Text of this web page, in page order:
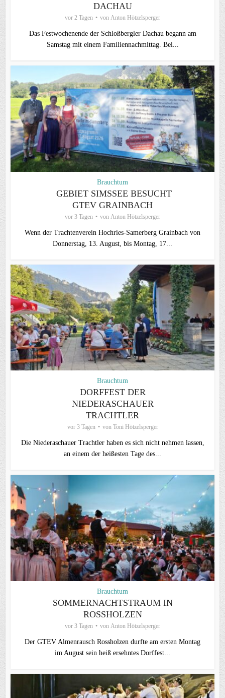
ACHAU
vor 2 Tagen von Anton Hötzelsperger
Das Festwochenende der Schloßbergler Dachau begann am
Samstag mit einem Familiennachmittag. Bei...
Brauchtum
GEBIET SIMSSEE BESUCHT
GTEV GRAINBACH
vor 3 Tagen von Anton Hötzelsperger
Wenn der Trachtenverein Hochries-Samerberg Grainbach von
Donnerstag, 13. August, bis Montag, 17...
Brauchtum
DORFFEST DER
NIEDERASCHAUER
TRACHTLER
vor 3 Tagen von Toni Hötzelsperger
Die Niederaschauer Trachtler haben es sich nicht nehmen lassen,
an einem der heißesten Tage des...
Brauchtum
SOMMERNACHTSTRAUM IN
ROSSHOLZEN
vor 3 Tagen von Anton Hötzelsperger
Der GTEV Almenrausch Rossholzen durfte am ersten Montag
im August sein heiß ersehntes Dorffest...